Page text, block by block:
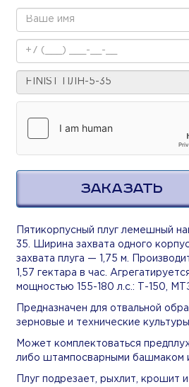
ЗАКАЗАТЬ
Пятикорпусный плуг лемешный
35. Ширина захвата одного
захвата плуга — 1,75 м.
1,57 гектара в час.
мощностью 155-180 л.с.: Т-150,
Предназначен для отвальной
зерновые и технические
Может комплектоваться
либо штампосварными башмаком
Плуг подрезает, рыхлит, крошит